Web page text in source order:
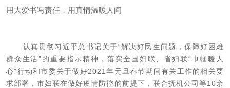
用大爱书写责任，用真情温暖人间
认真贯彻习近平总书记关于“解决好民生问题，保障好困难
群众生活”的重要指示精神，落实全国妇联、省妇联“巾帼暖人
心”行动和市委关于做好2021年元旦春节期间有关工作的相关要
求部署，市妇联在做好疫情防控的前提下，联合抚机公司等10余